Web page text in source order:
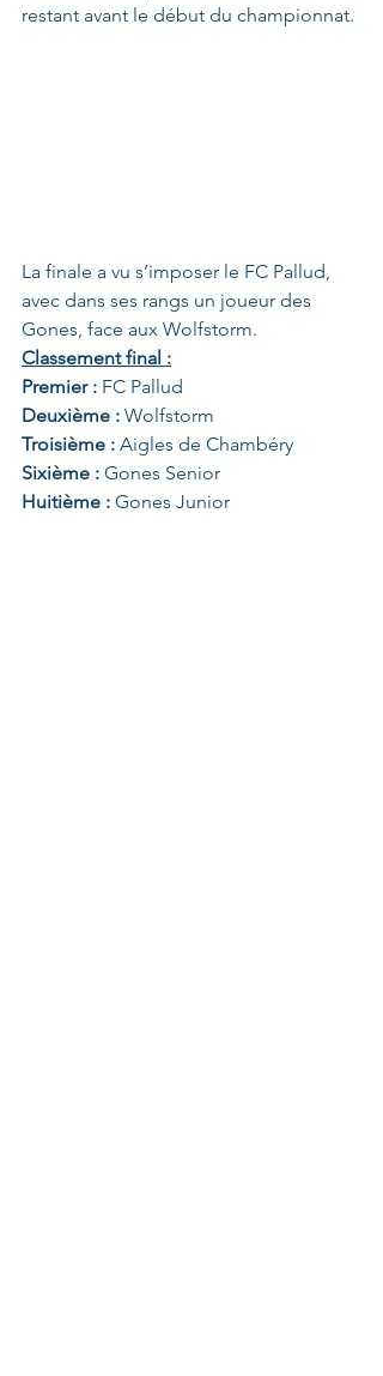
restant avant le début du championnat.
La finale a vu s’imposer le FC Pallud,
avec dans ses rangs un joueur des
Gones, face aux Wolfstorm.
Classement final :
Premier : FC Pallud
Deuxième : Wolfstorm
Troisième : Aigles de Chambéry
Sixième : Gones Senior
Huitième : Gones Junior